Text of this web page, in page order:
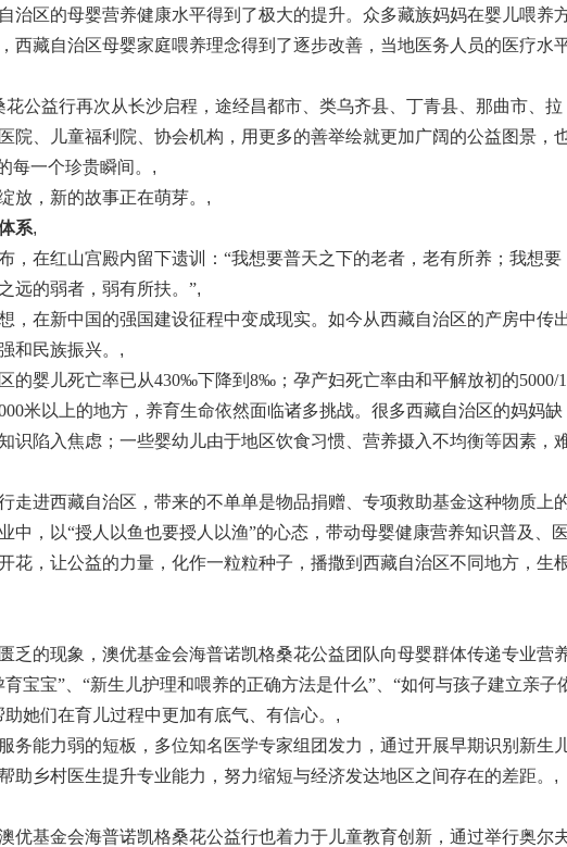
区的母婴营养健康水平得到了极大的提升。众多藏族妈妈在婴儿喂养
西藏自治区母婴家庭喂养理念得到了逐步改善，当地医务人员的医疗水
益行再次从长沙启程，途经昌都市、类乌齐县、丁青县、那曲市、拉
院、儿童福利院、协会机构，用更多的善举绘就更加广阔的公益图景，
每一个珍贵瞬间。 ,
，新的故事正在萌芽。 ,
系,
在红山宫殿内留下遗训：“我想要普天之下的老者，老有所养；我想要
远的弱者，弱有所扶。”,
在新中国的强国建设征程中变成现实。如今从西藏自治区的产房中传
和民族振兴。 ,
婴儿死亡率已从430‰下降到8‰；孕产妇死亡率由和平解放初的5000/
米以上的地方，养育生命依然面临诸多挑战。很多西藏自治区的妈妈缺
识陷入焦虑；一些婴幼儿由于地区饮食习惯、营养摄入不均衡等因素，
进西藏自治区，带来的不单单是物品捐赠、专项救助基金这种物质上
中，以“授人以鱼也要授人以渔”的心态，带动母婴健康营养知识普及、医
花，让公益的力量，化作一粒粒种子，播撒到西藏自治区不同地方，生
的现象，澳优基金会海普诺凯格桑花公益团队向母婴群体传递专业营
宝宝”、“新生儿护理和喂养的正确方法是什么”、“如何与孩子建立亲子
她们在育儿过程中更加有底气、有信心。 ,
能力弱的短板，多位知名医学专家组团发力，通过开展早期识别新生
助乡村医生提升专业能力，努力缩短与经济发达地区之间存在的差距。 ,
基金会海普诺凯格桑花公益行也着力于儿童教育创新，通过举行奥尔